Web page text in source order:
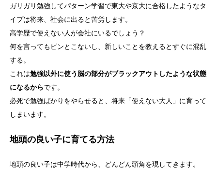
ガリガリ勉強してパターン学習で東大や京大に合格したようなタ
イプは将来、社会に出ると苦労します。
高学歴で使えない人が会社にいるでしょう？
何を言ってもピンとこないし、新しいことを教えるとすぐに混乱
する。
これは勉強以外に使う脳の部分がブラックアウトしたような状態
になるからです。
必死で勉強ばかりをやらせると、将来「使えない大人」に育って
しまいます。
地頭の良い子に育てる方法
地頭の良い子は中学時代から、どんどん頭角を現してきます。